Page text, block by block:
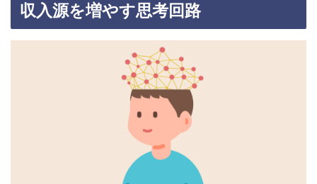
収入源を増やす思考回路